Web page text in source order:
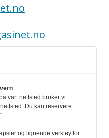
vårt nettsted bruker vi
Du kan reservere
og lignende verktøy for